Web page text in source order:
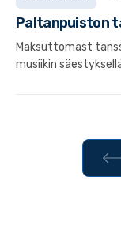
Paltanpuiston
Maksuttomast
musiikin